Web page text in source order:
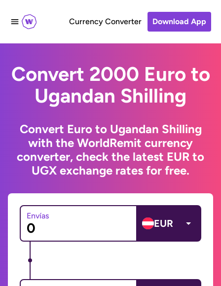
Currency Converter Download App
Convert 2000 Euro to
Ugandan Shilling
Convert Euro to Ugandan Shilling
with the WorldRemit currency
converter, check the latest EUR to
UGX exchange rates for free.
Envías
EUR